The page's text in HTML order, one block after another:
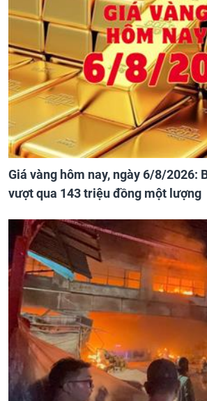
Giá vàng hôm nay, ngày 6/8/2026:
vượt qua 143 triệu đồng một lượng